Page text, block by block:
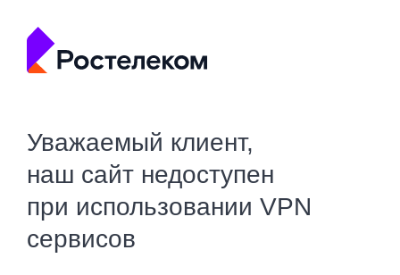
Уважаемый клиент,
наш сайт недоступен
при использовании VPN
сервисов